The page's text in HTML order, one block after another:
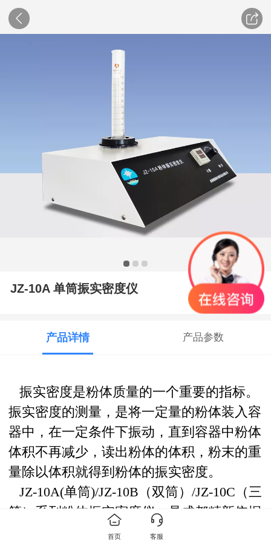
JZ-10A 单筒振实密度仪
产品详情 产品参数
振实密度是粉体质量的一个重要的指标。
振实密度的测量，是将一定量的粉体装入容
器中，在一定条件下振动，直到容器中粉体
体积不再减少，读出粉体的体积，粉末的重
量除以体积就得到粉体的振实密度。
JZ-10A(单筒)/JZ-10B（双筒）/JZ-10C（三
筒）系列粉体振实密度仪，是成都精新依据
国家标准GB/T 5162-2021，并参照美国药典
首页 客服